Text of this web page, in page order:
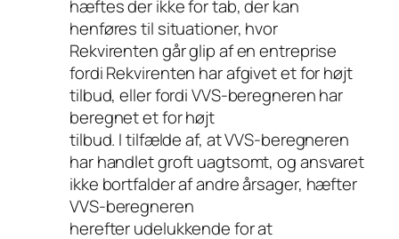
hæftes der ikke for tab, der kan
henføres til situationer, hvor
Rekvirenten går glip af en entreprise
fordi Rekvirenten har afgivet et for højt
tilbud, eller fordi VVS-beregneren har
beregnet et for højt
tilbud. I tilfælde af, at VVS-beregneren
har handlet groft uagtsomt, og ansvaret
ikke bortfalder af andre årsager, hæfter
VVS-beregneren
herefter udelukkende for at